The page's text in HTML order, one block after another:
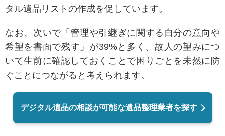
タル遺品リストの作成を促しています。
なお、次いで「管理や引継ぎに関する自分の意向や
希望を書面で残す」が39%と多く、故人の望みにつ
いて生前に確認しておくことで困りごとを未然に防
ぐことにつながると考えられます。
デジタル遺品の相談が可能な遺品整理業者を探す